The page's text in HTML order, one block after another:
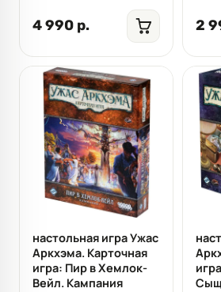
4 990 р. 2
настольная игра Ужас
Аркхэма. Карточная
игра: Пир в Хемлок-
Вейл. Кампания